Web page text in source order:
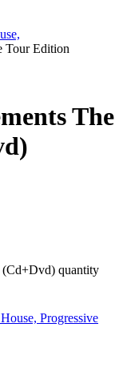
Tour Edition
The
(Cd+Dvd) quantity
Progressive